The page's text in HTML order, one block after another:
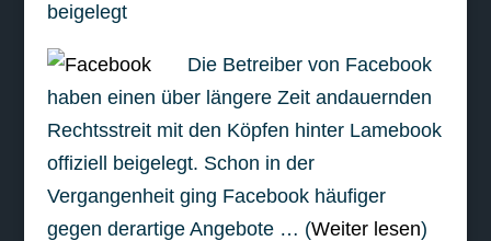
beigelegt
Die Betreiber von Facebook
haben einen über längere Zeit andauernden
Rechtsstreit mit den Köpfen hinter Lamebook
offiziell beigelegt. Schon in der
Vergangenheit ging Facebook häufiger
gegen derartige Angebote … (Weiter lesen)